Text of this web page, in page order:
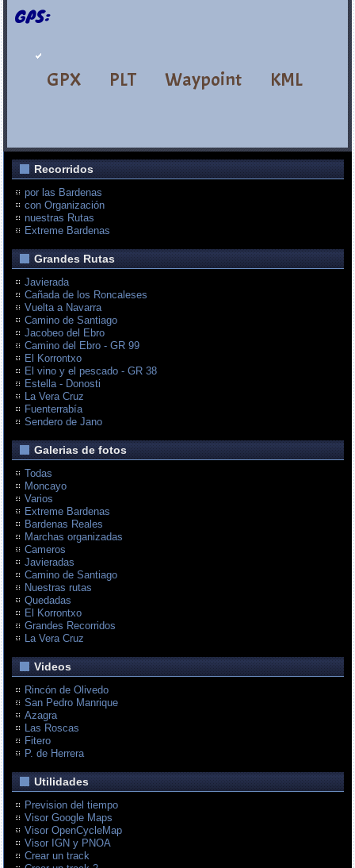
GPS:
GPX PLT Waypoint KML
Recorridos
por las Bardenas
con Organización
nuestras Rutas
Extreme Bardenas
Grandes Rutas
Javierada
Cañada de los Roncaleses
Vuelta a Navarra
Camino de Santiago
Jacobeo del Ebro
Camino del Ebro - GR 99
El Korrontxo
El vino y el pescado - GR 38
Estella - Donosti
La Vera Cruz
Fuenterrabía
Sendero de Jano
Galerias de fotos
Todas
Moncayo
Varios
Extreme Bardenas
Bardenas Reales
Marchas organizadas
Cameros
Javieradas
Camino de Santiago
Nuestras rutas
Quedadas
El Korrontxo
Grandes Recorridos
La Vera Cruz
Videos
Rincón de Olivedo
San Pedro Manrique
Azagra
Las Roscas
Fitero
P. de Herrera
Utilidades
Prevision del tiempo
Visor Google Maps
Visor OpenCycleMap
Visor IGN y PNOA
Crear un track